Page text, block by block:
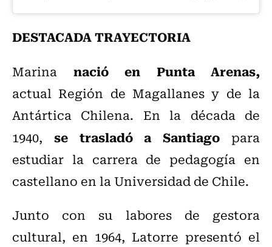
DESTACADA TRAYECTORIA
Marina nació en Punta Arenas,
actual Región de Magallanes y de la
Antártica Chilena. En la década de
1940, se trasladó a Santiago para
estudiar la carrera depedagogía en
castellano en laUniversidad de Chile.
Junto con su labores de gestora
cultural, en 1964, Latorre presentó el